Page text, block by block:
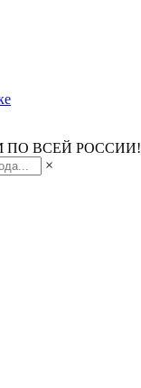
ВСЕЙ РОССИИ!
×